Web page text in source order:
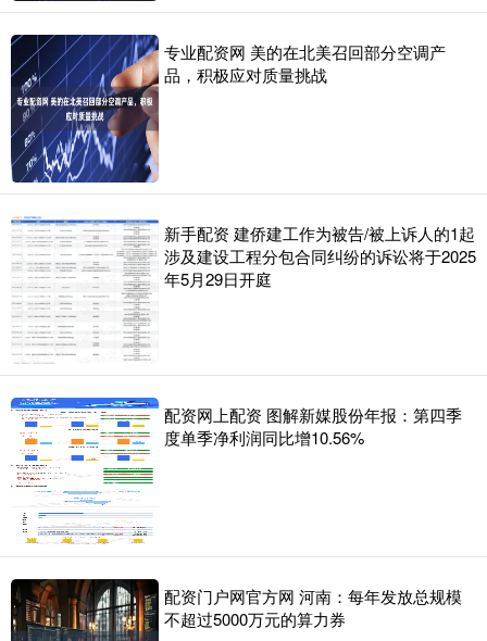
专业配资网 美的在北美召回部分空调产
品，积极应对质量挑战
新手配资 建侨建工作为被告/被上诉人的1起
涉及建设工程分包合同纠纷的诉讼将于2025
年5月29日开庭
配资网上配资 图解新媒股份年报：第四季
度单季净利润同比增10.56%
配资门户网官方网 河南：每年发放总规模
不超过5000万元的算力券